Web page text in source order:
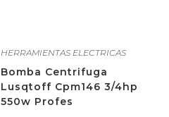
HERRAMIENTAS ELECTRICAS
Bomba Centrifuga
Lusqtoff Cpm146 3/4hp
550w Profes